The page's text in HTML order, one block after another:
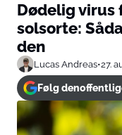
Dødelig virus
solsorte:
den
Lucas Andreas•27.
Følg